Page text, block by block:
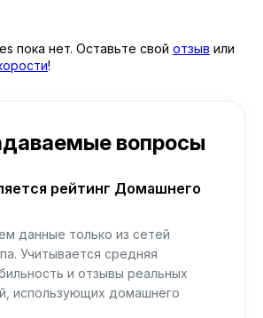
пока нет. Оставьте свой отзыв или
!
вопросы
рейтинг Домашнего
данные только из сетей
Учитывается средняя
и отзывы реальных
использующих домашнего